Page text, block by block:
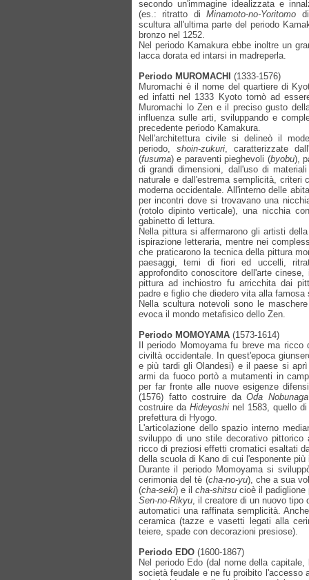
secondo un'immagine idealizzata e
(es.: ritratto diMinamoto-no-Yoritomo
scultura all'ultima parte del periodo
bronzo nel 1252.
Nel periodo Kamakura ebbe inoltre un
lacca dorata ed intarsi in madreperla.
Periodo MUROMACHI
(1333-1576)
Muromachi è il nome del quartiere di
ed infatti nel 1333 Kyoto tornò ad
Muromachi lo Zen e il preciso gusto
influenza sulle arti, sviluppando e
precedente periodo Kamakura.
Nell'architettura civile si delineò il
periodo, shoin-zukuri, caratterizzate
(fusuma) e paraventi pieghevoli (byobu),
di grandi dimensioni, dall'uso di
naturale e dall'estrema semplicità, criteri
moderna occidentale. All'interno delle
per incontri dove si trovavano una
(rotolo dipinto verticale), una nicchia
gabinetto di lettura.
Nella pittura si affermarono gli artisti
ispirazione letteraria, mentre nei
che praticarono la tecnica della pittura
paesaggi, temi di fiori ed uccelli,
approfondito conoscitore dell'arte
pittura ad inchiostro fu arricchita dai
padre e figlio che diedero vita alla famosa
Nella scultura notevoli sono le
evoca il mondo metafisico dello Zen.
Periodo MOMOYAMA (1573-1614)
Il periodo Momoyama fu breve ma
civiltà occidentale. In quest'epoca
e più tardi gli Olandesi) e il paese si
armi da fuoco portò a mutamenti in
per far fronte alle nuove esigenze
(1576) fatto costruire daOda Nobunaga
costruire da Hideyoshi nel 1583, quello
prefettura di Hyogo.
L'articolazione dello spazio interno
sviluppo di uno stile decorativo
ricco di preziosi effetti cromatici esaltati
della scuola di Kano di cui l'esponente
Durante il periodo Momoyama si
cerimonia del tè (cha-no-yu), che a sua
(cha-seki) e ilcha-shitsu cioè il
Sen-no-Rikyu, il creatore di un nuovo tipo
automatici una raffinata semplicità.
ceramica (tazze e vasetti legati alla
teiere, spade con decorazioni presiose).
Periodo EDO (1600-1867)
Nel periodo Edo (dal nome della
società feudale e ne fu proibito l'accesso